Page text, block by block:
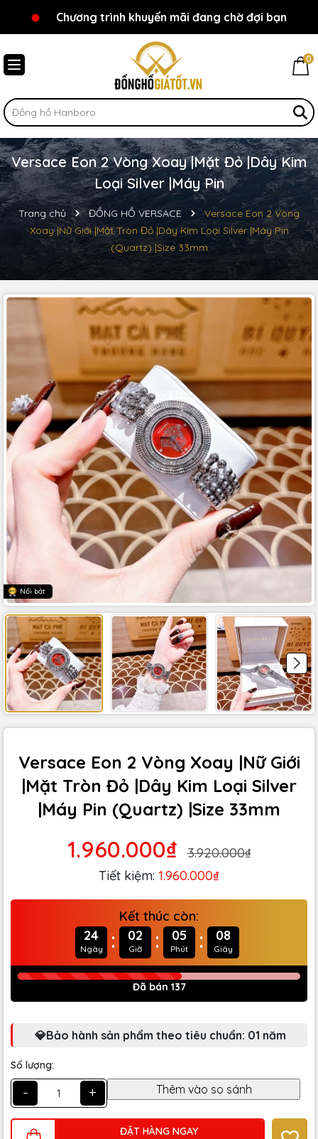
Chào mừng bạn đến với Đồnghồgiátốt.vn!
Chương trình khuyến mãi đang chờ đợi bạn
0
Versace Eon 2 Vòng Xoay |Mặt Đỏ |Dây Kim
Loại Silver |Máy Pin
Trang chủ ĐỒNG HỒ VERSACE
Versace Eon 2 Vòng
Xoay |Nữ Giới |Mặt Tròn Đỏ |Dây Kim Loại Silver |Máy Pin
(Quartz) |Size 33mm
Nổi bật
Versace Eon 2 Vòng Xoay |Nữ Giới
|Mặt Tròn Đỏ |Dây Kim Loại Silver
|Máy Pin (Quartz) |Size 33mm
1.960.000₫
3.920.000₫
Tiết kiệm: 1.960.000₫
Kết thúc còn:
24
Ngày : 02
Giờ : 05
Phút : 06
Giây
Đã bán 137
💎Bảo hành sản phẩm theo tiêu chuẩn: 01 năm
Số lượng:
- +
ĐẶT HÀNG NGAY